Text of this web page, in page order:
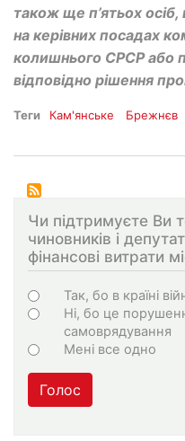
також ще п’ятьох
на керівних посадах
колишнього СРСР або
відповідно рішення
Теги Кам'янське Брежнєв
Чи підтримуєте Ви
чиновників і
фінансові витрати
Варіанти
Так, бо в країні
Ні, бо це
самоврядування
Мені все одно
Голос